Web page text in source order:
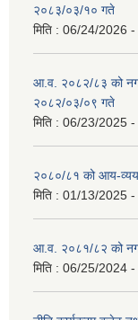
२०८३/०३/१० गते
मिति : 06/24/2026 -
आ.व. २०८२/८३ को
२०८२/०३/०९ गते
मिति : 06/23/2025 -
२०८०/८१ को आय-
मिति : 01/13/2025 -
आ.व. २०८१/८२ को
मिति : 06/25/2024